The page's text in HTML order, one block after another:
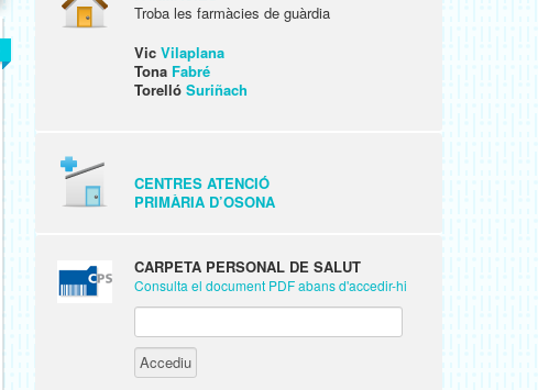
Troba les farmàcies de guàrdia
Vic Vilaplana
Tona Fabré
Torelló Suriñach
CENTRES ATENCIÓ
PRIMÀRIA D’OSONA
CARPETA PERSONAL DE SALUT
Consulta el document PDF abans d'accedir-hi